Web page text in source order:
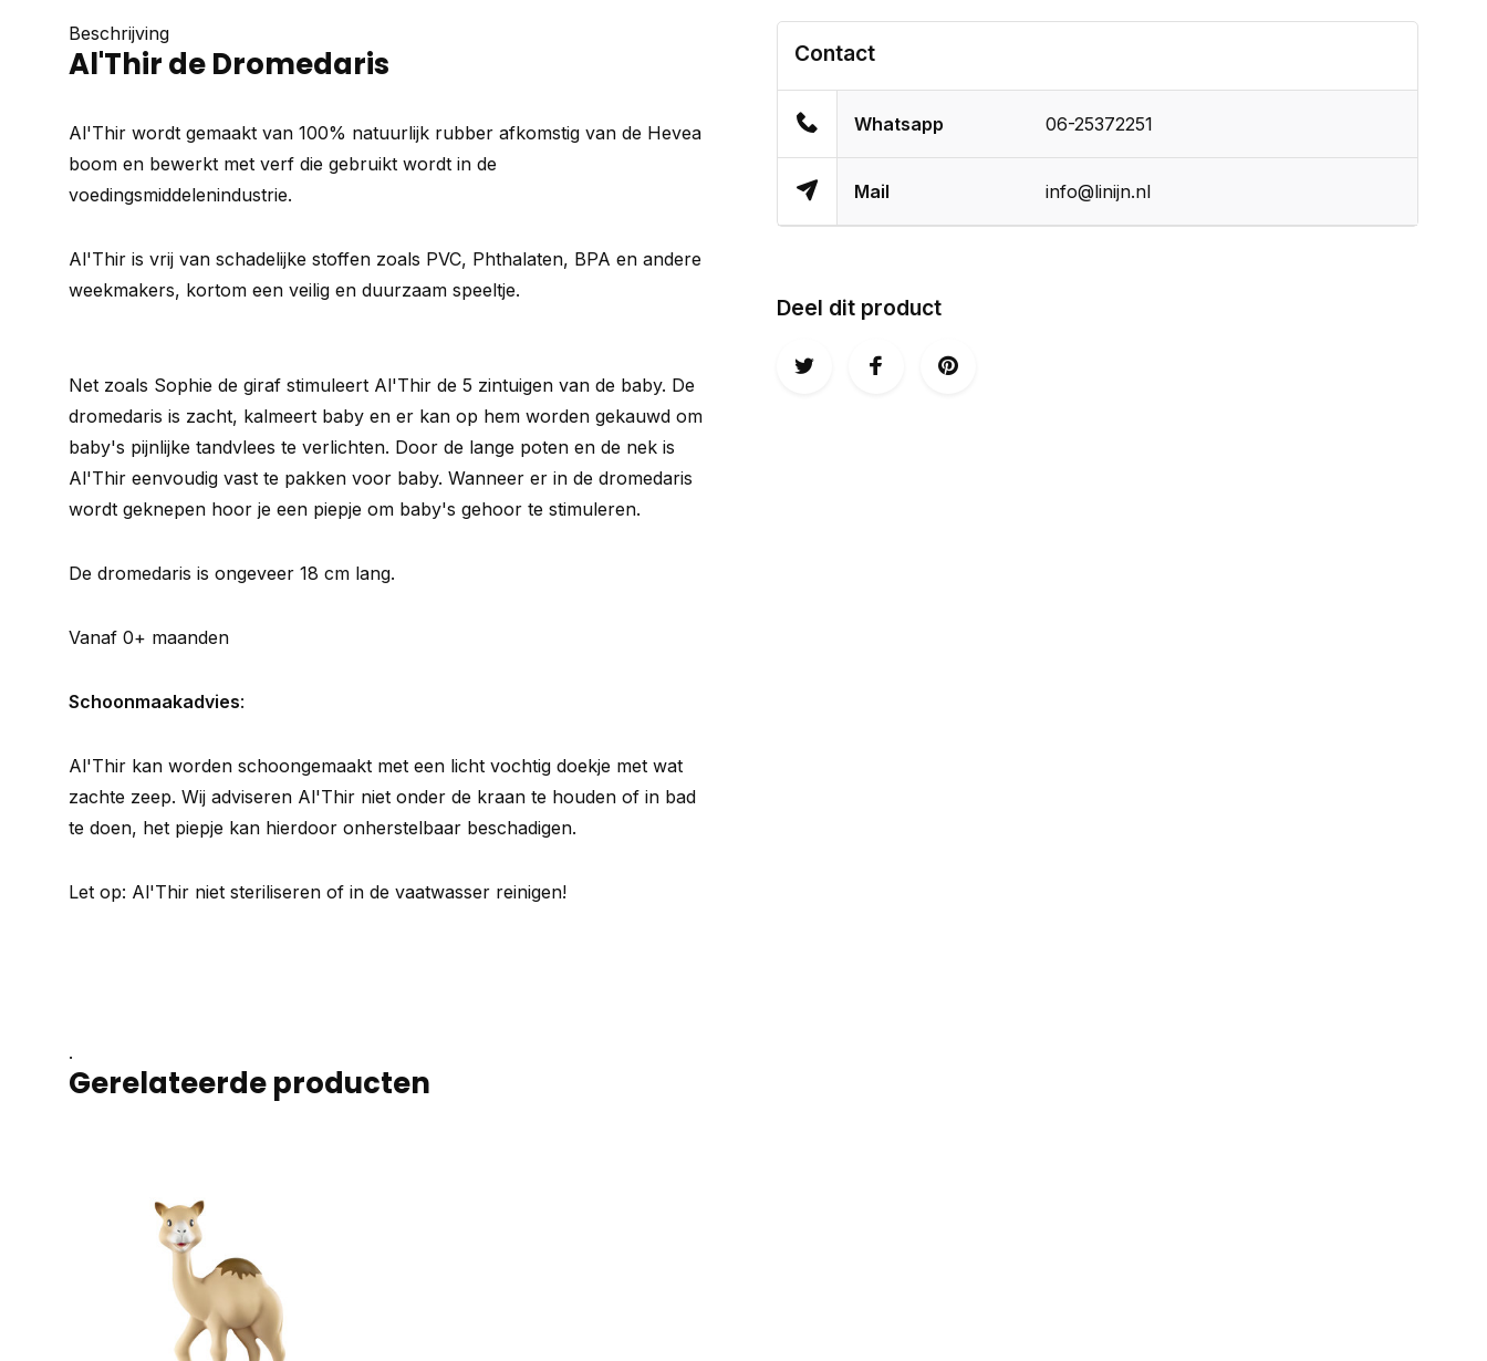
Beschrijving
Al'Thir de Dromedaris
Al'Thir wordt gemaakt van 100% natuurlijk rubber afkomstig van de Hevea
boom en bewerkt met verf die gebruikt wordt in de
voedingsmiddelenindustrie.
Al'Thir is vrij van schadelijke stoffen zoals PVC, Phthalaten, BPA en andere
weekmakers, kortom een veilig en duurzaam speeltje.
Net zoals Sophie de giraf stimuleert Al'Thir de 5 zintuigen van de baby. De
dromedaris is zacht, kalmeert baby en er kan op hem worden gekauwd om
baby's pijnlijke tandvlees te verlichten. Door de lange poten en de nek is
Al'Thir eenvoudig vast te pakken voor baby. Wanneer er in de dromedaris
wordt geknepen hoor je een piepje om baby's gehoor te stimuleren.
De dromedaris is ongeveer 18 cm lang.
Vanaf 0+ maanden
Schoonmaakadvies:
Al'Thir kan worden schoongemaakt met een licht vochtig doekje met wat
zachte zeep. Wij adviseren Al'Thir niet onder de kraan te houden of in bad
te doen, het piepje kan hierdoor onherstelbaar beschadigen.
Let op: Al'Thir niet steriliseren of in de vaatwasser reinigen!
Contact
Whatsapp 06-25372251
Mail info@linijn.nl
Deel dit product
.
Gerelateerde producten